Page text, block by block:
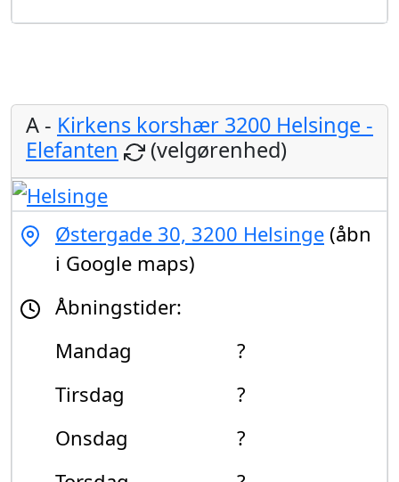
A - Kirkens korshær 3200 Helsinge -
Elefanten
(velgørenhed)
Østergade 30, 3200 Helsinge (åbn
i Google maps)
Åbningstider:
Mandag
?
Tirsdag
?
Onsdag
?